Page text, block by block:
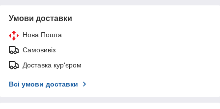
Умови доставки
Нова Пошта
Самовивіз
Доставка кур'єром
Всі умови доставки